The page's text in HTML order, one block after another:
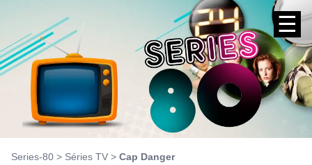
☰
Series-80 > Séries TV > Cap Danger